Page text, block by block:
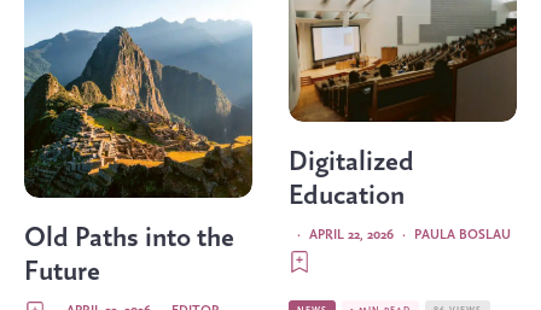
Old Paths into the
Future
Digitalized
Education
PAULA BOSLAU
·
APRIL 22, 2026
·